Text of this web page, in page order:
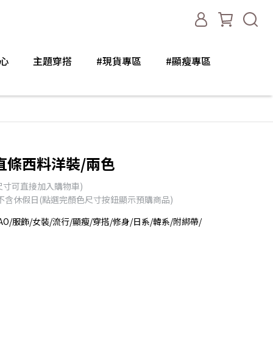
主題穿搭 #現貨專區 #顯瘦專區
條西料洋裝/兩色
可直接加入購物車)
休假日(點選完顏色尺寸按鈕顯示預購商品)
服飾/女裝/流行/顯瘦/穿搭/修身/日系/韓系/附綁帶/